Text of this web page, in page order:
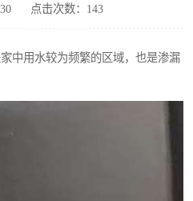
点击次数：143
中用水较为频繁的区域，也是渗漏